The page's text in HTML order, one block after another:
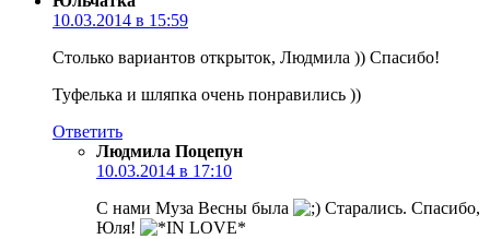
10.03.2014 в 15:59
Столько вариантов открыток, Людмила )) Спасибо!
Туфелька и шляпка очень понравились ))
Ответить
Людмила Поцепун
10.03.2014 в 17:10
С нами Муза Весны была
Старались. Спасибо,
Юля!